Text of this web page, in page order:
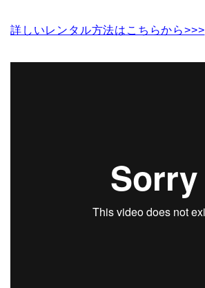
詳しいレンタル方法はこちらから>>>